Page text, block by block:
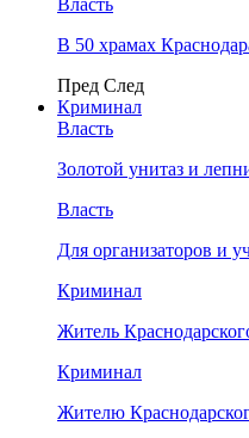
Власть
В 50 храмах
Пред След
Криминал
Власть
​Золотой унитаз и
Власть
Для организаторов и
Криминал
Житель
Криминал
Жителю